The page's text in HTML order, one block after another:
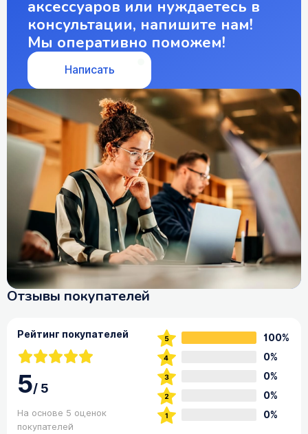
аксессуаров или нуждаетесь в
консультации, напишите нам!
Мы оперативно поможем!
Написать
Отзывы покупателей
Рейтинг покупателей
5/5
На основе 5 оценок
покупателей
100%
0%
0%
0%
0%